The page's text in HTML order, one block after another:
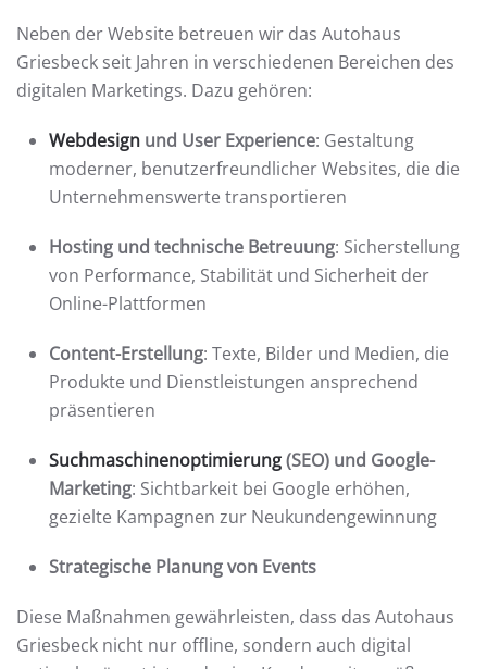
Neben der Website betreuen wir das Autohaus
Griesbeck seit Jahren in verschiedenen Bereichen des
digitalen Marketings. Dazu gehören:
Webdesign und User Experience: Gestaltung
moderner, benutzerfreundlicher Websites, die die
Unternehmenswerte transportieren
Hosting und technische Betreuung: Sicherstellung
von Performance, Stabilität und Sicherheit der
Online-Plattformen
Content-Erstellung: Texte, Bilder und Medien, die
Produkte und Dienstleistungen ansprechend
präsentieren
Suchmaschinenoptimierung(SEO) und Google-
Marketing: Sichtbarkeit bei Google erhöhen,
gezielte Kampagnen zur Neukundengewinnung
Strategische Planung von Events
Diese Maßnahmen gewährleisten, dass das Autohaus
Griesbeck nicht nur offline, sondern auch digital